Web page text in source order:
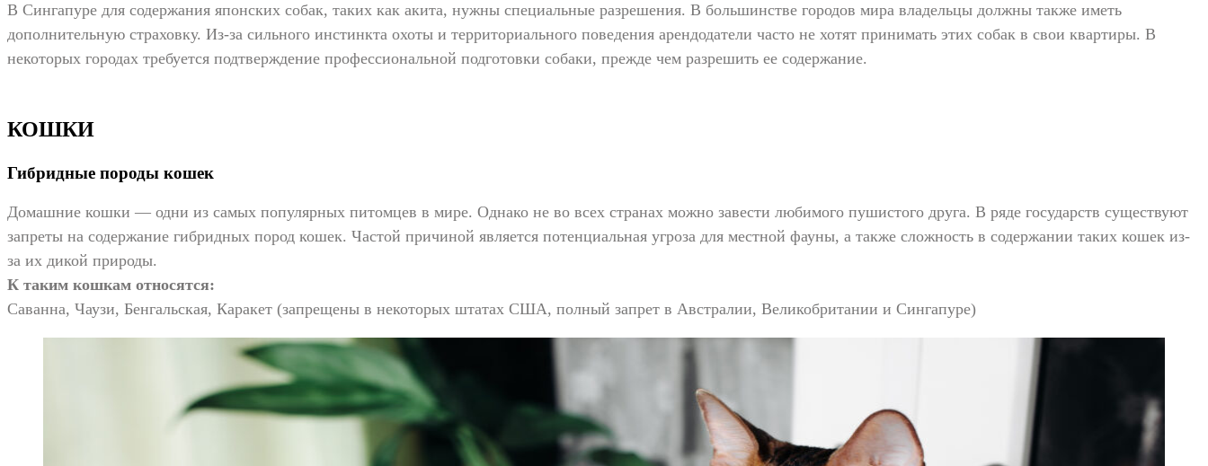
В Сингапуре для содержания японских собак, таких как акита, нужны специальные разрешения. В большинстве городов мира владельцы должны также иметь
дополнительную страховку. Из-за сильного инстинкта охоты и территориального поведения арендодатели часто не хотят принимать этих собак в свои квартиры. В
некоторых городах требуется подтверждение профессиональной подготовки собаки, прежде чем разрешить ее содержание.
КОШКИ
Гибридные породы кошек
Домашние кошки — одни из самых популярных питомцев в мире. Однако не во всех странах можно завести любимого пушистого друга. В ряде государств существуют
запреты на содержание гибридных пород кошек. Частой причиной является потенциальная угроза для местной фауны, а также сложность в содержании таких кошек из-
за их дикой природы.
К таким кошкам относятся:
Саванна, Чаузи, Бенгальская, Каракет (запрещены в некоторых штатах США, полный запрет в Австралии, Великобритании и Сингапуре)